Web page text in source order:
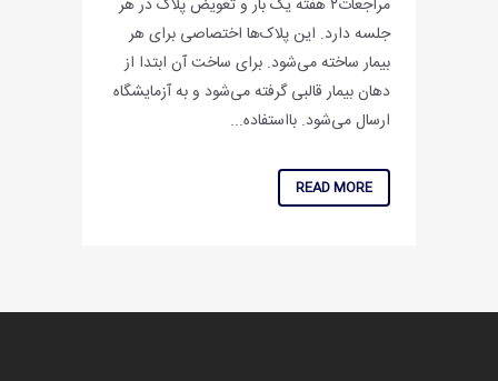
جلسه دارد. این پلاک‌ها اختصاصی برای هر
بیمار ساخته می‌شود. برای ساخت آن ابتدا از
دهان بیمار قالبی گرفته می‌شود و به آزمایشگاه
ارسال می‌شود. بااستفاده...
READ MORE